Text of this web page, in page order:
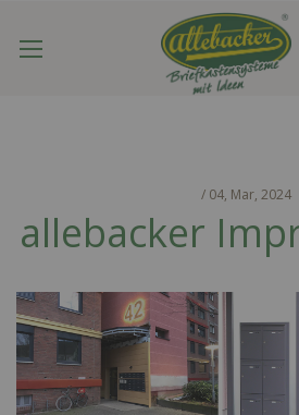
/ 04, Mar, 2024
allebacker